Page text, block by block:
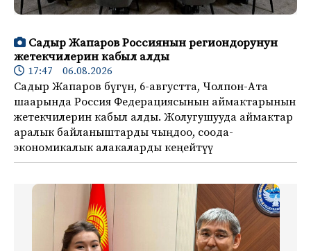
Садыр Жапаров Россиянын региондорунун
жетекчилерин кабыл алды
17:47 06.08.2026
Садыр Жапаров бүгүн, 6-августта, Чолпон-Ата
шаарында Россия Федерациясынын аймактарынын
жетекчилерин кабыл алды. Жолугушууда аймактар
аралык байланыштарды чыңдоо, соода-
экономикалык алакаларды кеңейтүү